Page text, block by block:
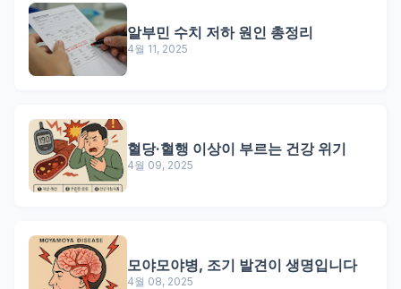
알부민 수치 저하 원인 총정리
4월 11, 2025
혈당·혈행 이상이 부르는 건강 위기
4월 09, 2025
모야모야병, 조기 발견이 생명입니다
4월 08, 2025